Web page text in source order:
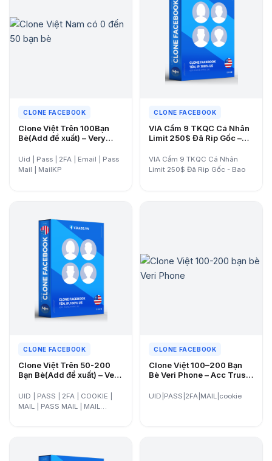
CLONE FACEBOOK
Clone Việt Trên 100Bạn
Bè(Add đề xuất) – Very
trên 2 tháng- tương tác cực
trâu- Tỉ lệ cpmail cao
Uid | Pass | 2FA | Email | Pass
Mail | MailKP
CLONE FACEBOOK
VIA Cầm 9 TKQC Cá Nhân
Limit 250$ Đã Rip Gốc –
Giờ – Quốc gia Lách thuế
Philiphins
VIA Cầm 9 TKQC Cá Nhân
Limit 250$ Đã Rip Gốc - Bao
CLONE FACEBOOK
Clone Việt Trên 50-200
Bạn Bè(Add đề xuất) – Very
trâu- Tỉ lệ cpmail cao
UID | PASS | 2FA | COOKIE |
MAIL | PASS MAIL | MAIL…
CLONE FACEBOOK
Clone Việt 100–200 Bạn
Bè Veri Phone – Acc Trust,
Viaads.org
UID|PASS|2FA|MAIL|cookie